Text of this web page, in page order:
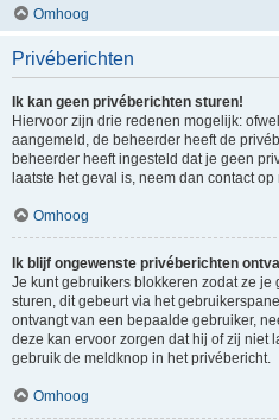
Omhoog
Privéberichten
Ik kan geen privéberichten sturen!
Hiervoor zijn drie redenen mogelijk:
aangemeld, de beheerder heeft de
beheerder heeft ingesteld dat je geen
laatste het geval is, neem dan contact
Omhoog
Ik blijf ongewenste privéberichten
Je kunt gebruikers blokkeren zodat ze
sturen, dit gebeurt via het
ontvangt van een bepaalde gebruiker,
deze kan ervoor zorgen dat hij of zij niet
gebruik de meldknop in het privébericht.
Omhoog